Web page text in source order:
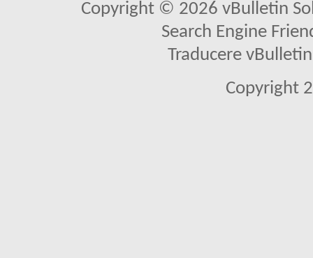
Copyright © 2026 vBulletin
Search Engine
Traducere
Copyright